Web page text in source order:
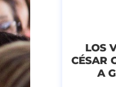
LOS
CÉSAR
A